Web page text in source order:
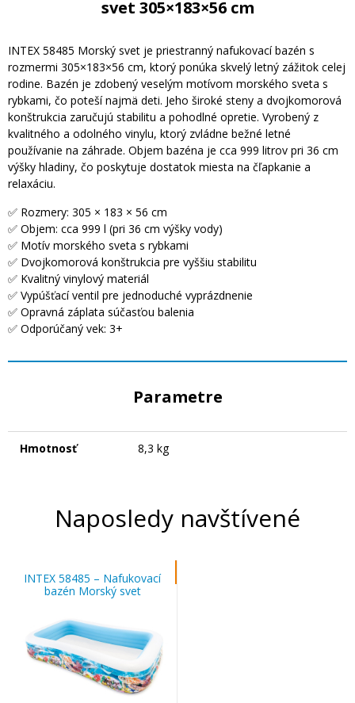
svet 305×183×56 cm
INTEX 58485 Morský svet je priestranný nafukovací bazén s
rozmermi 305×183×56 cm, ktorý ponúka skvelý letný zážitok celej
rodine. Bazén je zdobený veselým motívom morského sveta s
rybkami, čo poteší najmä deti. Jeho široké steny a dvojkomorová
konštrukcia zaručujú stabilitu a pohodlné opretie. Vyrobený z
kvalitného a odolného vinylu, ktorý zvládne bežné letné
používanie na záhrade. Objem bazéna je cca 999 litrov pri 36 cm
výšky hladiny, čo poskytuje dostatok miesta na čľapkanie a
relaxáciu.
✅ Rozmery: 305 × 183 × 56 cm
✅ Objem: cca 999 l (pri 36 cm výšky vody)
✅ Motív morského sveta s rybkami
✅ Dvojkomorová konštrukcia pre vyššiu stabilitu
✅ Kvalitný vinylový materiál
✅ Vypúšťací ventil pre jednoduché vyprázdnenie
✅ Opravná záplata súčasťou balenia
✅ Odporúčaný vek: 3+
Parametre
Hmotnosť 8,3 kg
Naposledy navštívené
INTEX 58485 – Nafukovací
bazén Morský svet
305×183×56 cm